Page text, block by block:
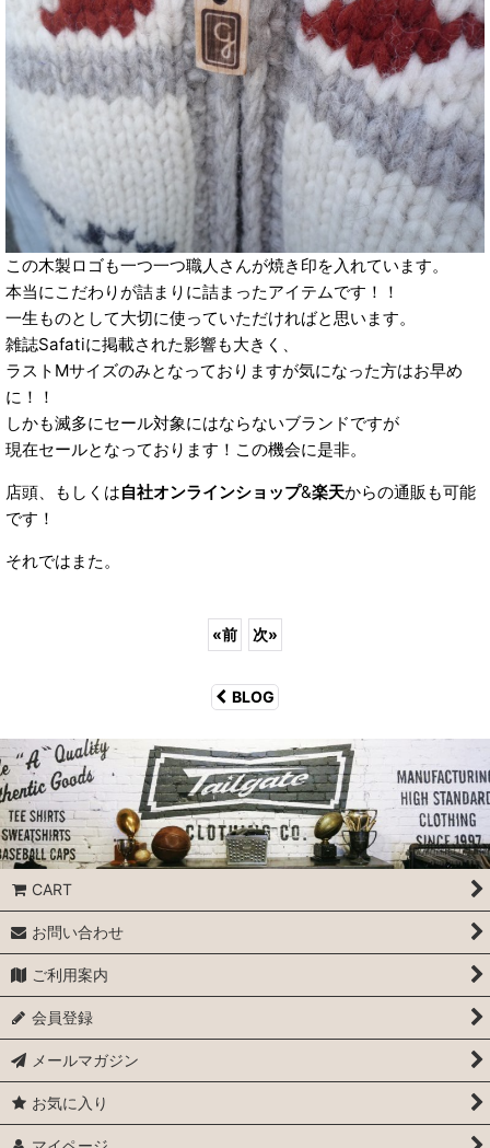
この木製ロゴも一つ一つ職人さんが焼き印を入れています。
本当にこだわりが詰まりに詰まったアイテムです！！
一生ものとして大切に使っていただければと思います。
雑誌Safatiに掲載された影響も大きく、
ラストMサイズのみとなっておりますが気になった方はお早め
に！！
しかも滅多にセール対象にはならないブランドですが
現在セールとなっております！この機会に是非。
店頭、もしくは自社オンラインショップ&楽天からの通販も可能
です！
それではまた。
«前 次»
BLOG
CART
お問い合わせ
ご利用案内
会員登録
メールマガジン
お気に入り